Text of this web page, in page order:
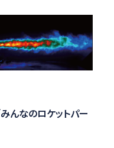
んなのロケットパー